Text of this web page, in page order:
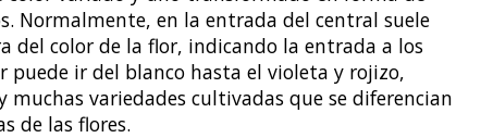
Normalmente, en la entrada del central suele
del color de la flor, indicando la entrada a los
puede ir del blanco hasta el violeta y rojizo,
muchas variedades cultivadas que se diferencian
de las flores.